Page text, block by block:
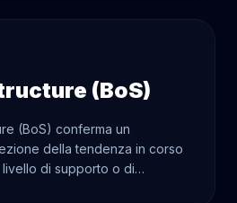
(BoS)
(BoS) conferma un
della tendenza in corso
di supporto o di